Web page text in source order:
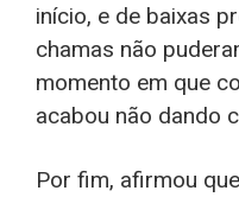
início, e de baixas
chamas não
momento em que
acabou não dando
Por fim, afirmou